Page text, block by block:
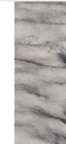
sulle
montagne
del